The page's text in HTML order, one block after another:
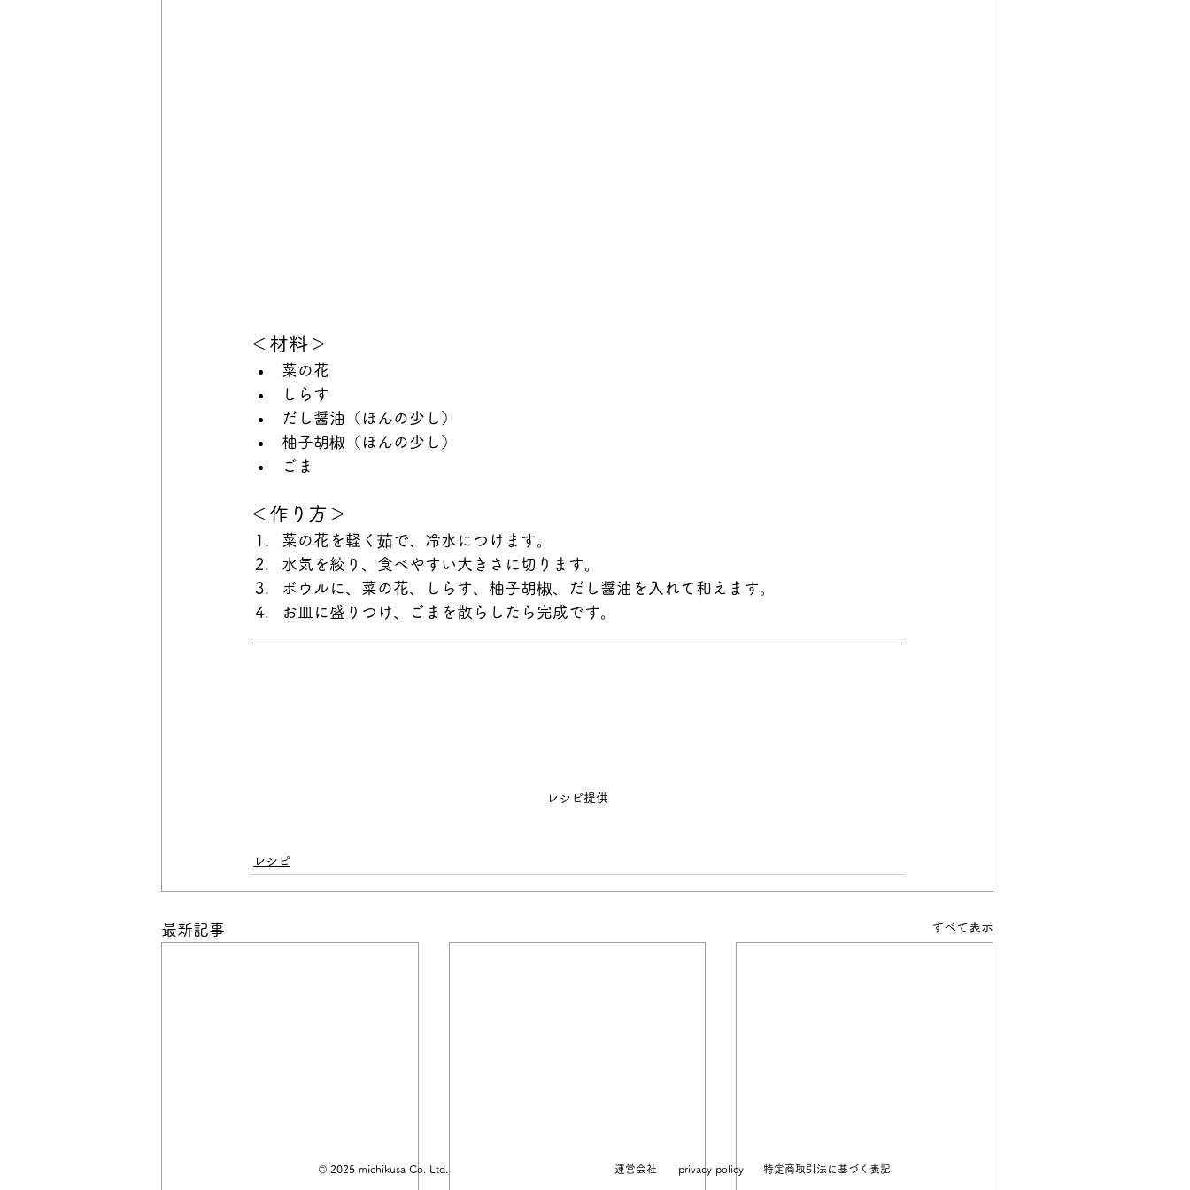
＜材料＞
菜の花
しらす
だし醤油（ほんの少し）
柚子胡椒（ほんの少し）
ごま
＜作り方＞
菜の花を軽く茹で、冷水につけます。
水気を絞り、食べやすい大きさに切ります。
ボウルに、菜の花、しらす、柚子胡椒、だし醤油を入れて和えます。
お皿に盛りつけ、ごまを散らしたら完成です。
レシピ提供
レシピ
最新記事 すべて表示
© 2025 michikusa Co. Ltd. 運営会社 privacy policy 特定商取引法に基づく表記